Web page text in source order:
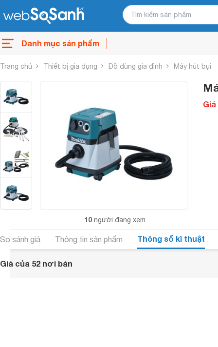
Danh mục sản phẩm
Trang chủ Thiết bị gia dụng Đồ dùng gia đình Máy hút bụi
10 người đang xem
Giá
So sánh giá Thông tin sản phẩm Thông số kĩ thuật
Giá của 52 nơi bán